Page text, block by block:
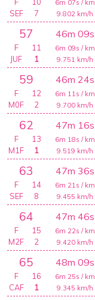
6m 07s / km
9.802 km/h
SEF
7
57 46m 09s
6m 09s / km
9.751 km/h
F
11
JUF
1
59 46m 24s
6m 11s / km
9.700 km/h
F
12
M0F
2
62 47m 16s
6m 18s / km
9.519 km/h
F
13
M1F
1
63 47m 36s
6m 21s / km
9.455 km/h
F
14
SEF
8
64 47m 46s
6m 22s / km
9.420 km/h
F
15
M2F
2
65 48m 09s
6m 25s / km
9.345 km/h
F
16
CAF
1